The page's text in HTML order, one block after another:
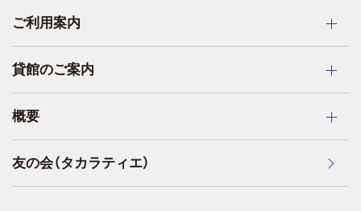
ご利用案内
貸館のご案内
概要
友の会（タカラティエ）